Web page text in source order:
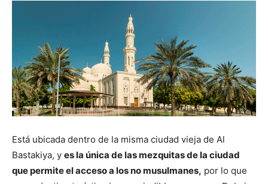
Está ubicada dentro de la misma ciudad vieja de Al
Bastakiya, y es la única de las mezquitas de la ciudad
que permite el acceso a los no musulmanes, por lo que